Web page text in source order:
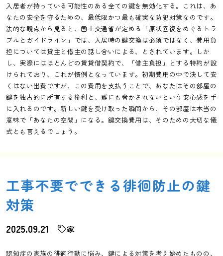
入居者が持っている可能性のある全ての鍵を無効化する。これは、あ
なたの安全を守るための、最低限かつ最も確実な防犯対策なのです。
法的な観点から見ると、国土交通省が定める「原状回復をめぐるトラ
ブルとガイドライン」では、入居時の鍵交換は必須ではなく、費用負
担については貸主と借主の話し合いによる、とされています。しか
し、実際にはほとんどの賃貸借契約で、「借主負担」とする特約が設
けられており、これが慣例となっています。初期費用の中で決して安
くはない出費ですが、この費用を支払うことで、あなたはその部屋の
鍵を独占的に所有する権利と、誰にも脅かされないという安心感を手
に入れるのです。新しい鍵を受け取った瞬間から、その部屋は本当の
意味で「あなたの空間」になる。鍵交換費用は、そのための大切な儀
式とも言えるでしょう。
工事不要でできる徘徊防止の鍵
対策
2025.09.21 家
認知症の家族の徘徊行動に悩み、鍵による対策を考え始めたものの、